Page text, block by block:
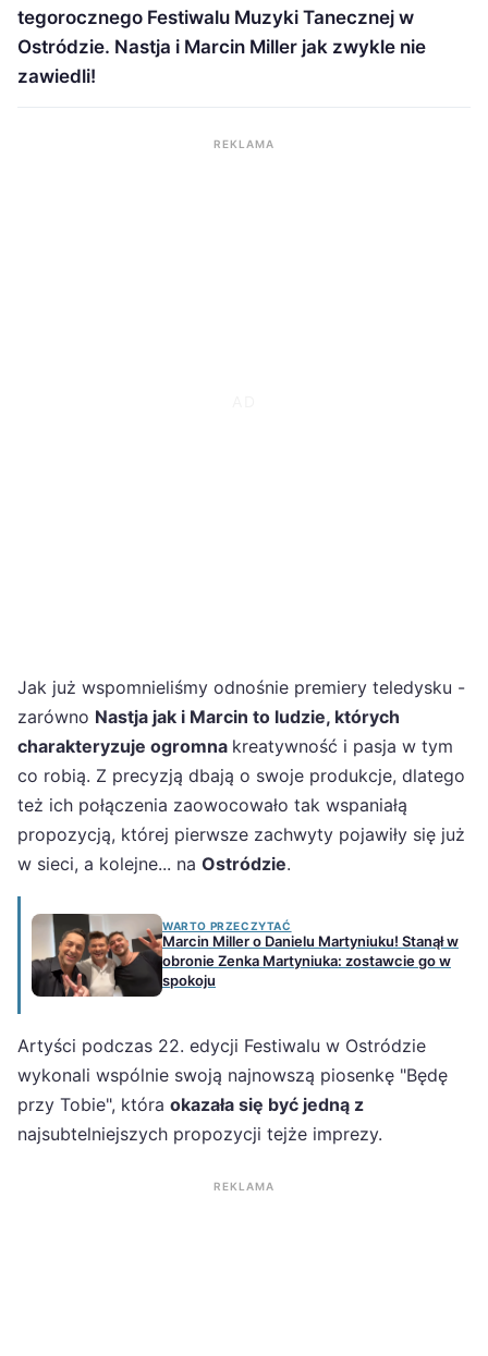
tegorocznego Festiwalu Muzyki Tanecznej w
Ostródzie. Nastja i Marcin Miller jak zwykle nie
zawiedli!
REKLAMA
Jak już wspomnieliśmy odnośnie premiery teledysku -
zarówno Nastja jak i Marcin to ludzie, których
charakteryzuje ogromna kreatywność i pasja w tym
co robią. Z precyzją dbają o swoje produkcje, dlatego
też ich połączenia zaowocowało tak wspaniałą
propozycją, której pierwsze zachwyty pojawiły się już
w sieci, a kolejne... na Ostródzie.
WARTO PRZECZYTAĆ
Marcin Miller o Danielu Martyniuku! Stanął w
obronie Zenka Martyniuka: zostawcie go w
spokoju
Artyści podczas 22. edycji Festiwalu w Ostródzie
wykonali wspólnie swoją najnowszą piosenkę "Będę
przy Tobie", która okazała się być jedną z
najsubtelniejszych propozycji tejże imprezy.
REKLAMA